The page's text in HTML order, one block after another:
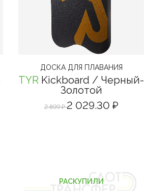
ДОСКА ДЛЯ ПЛАВАНИЯ
TYR Kickboard / Черный-
Золотой
2 899 ₽2 029.30 ₽
РАСКУПИЛИ